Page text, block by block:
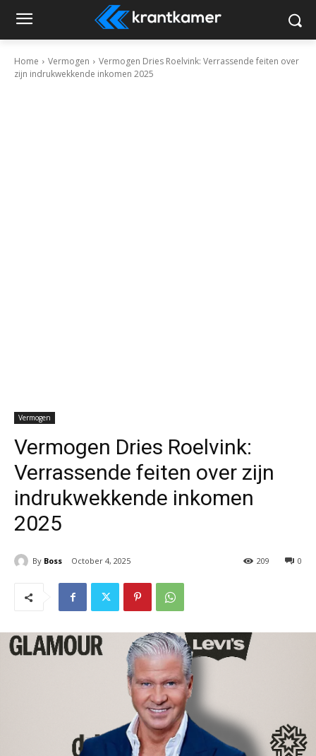
Home Vermogen
Vermogen Dries Roelvink: Verrassende feiten over
zijn indrukwekkende inkomen 2025
Vermogen
Vermogen Dries Roelvink:
Verrassende feiten over zijn
indrukwekkende inkomen
2025
By Boss October 4, 2025 0
209